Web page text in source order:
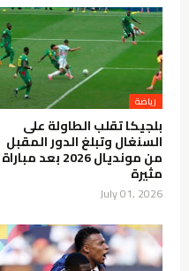
رياضة
بلجيكا تقلب الطاولة على
السنغال وتبلغ الدور المقبل
من مونديال 2026 بعد مباراة
مثيرة
July 01, 2026